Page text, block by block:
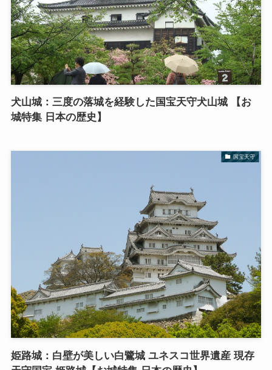
犬山城：三度の落城を経験した国宝天守犬山城 【お
城特集 日本の歴史】
国宝天守
姫路城：白壁が美しい白鷺城 ユネスコ世界遺産 現存